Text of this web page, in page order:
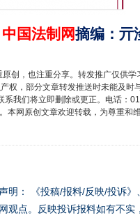
中国法制网摘编 ： 亓
创，也注重分享。转发推广仅供学
权，部分文章转发推送时未能及时
我们将立即删除或更正。电话：
本网原创文章欢迎转载，为尊重和
： 《投稿/报料/反映/投诉》、
观点。反映投诉报料如有不实